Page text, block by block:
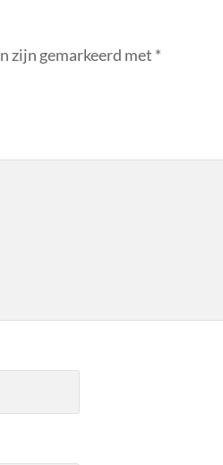
zijn gemarkeerd met *